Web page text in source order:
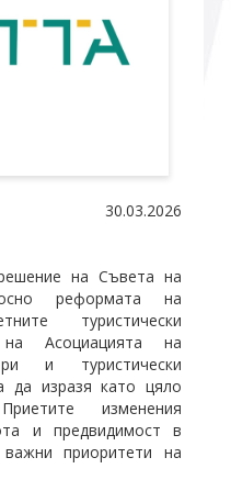
Абонирайте се!
30.03.2026
на Съвета на
реформата на
туристически
на Асоциацията на
и туристически
да изразя като цяло
изменения
и предвидимост в
приоритети на